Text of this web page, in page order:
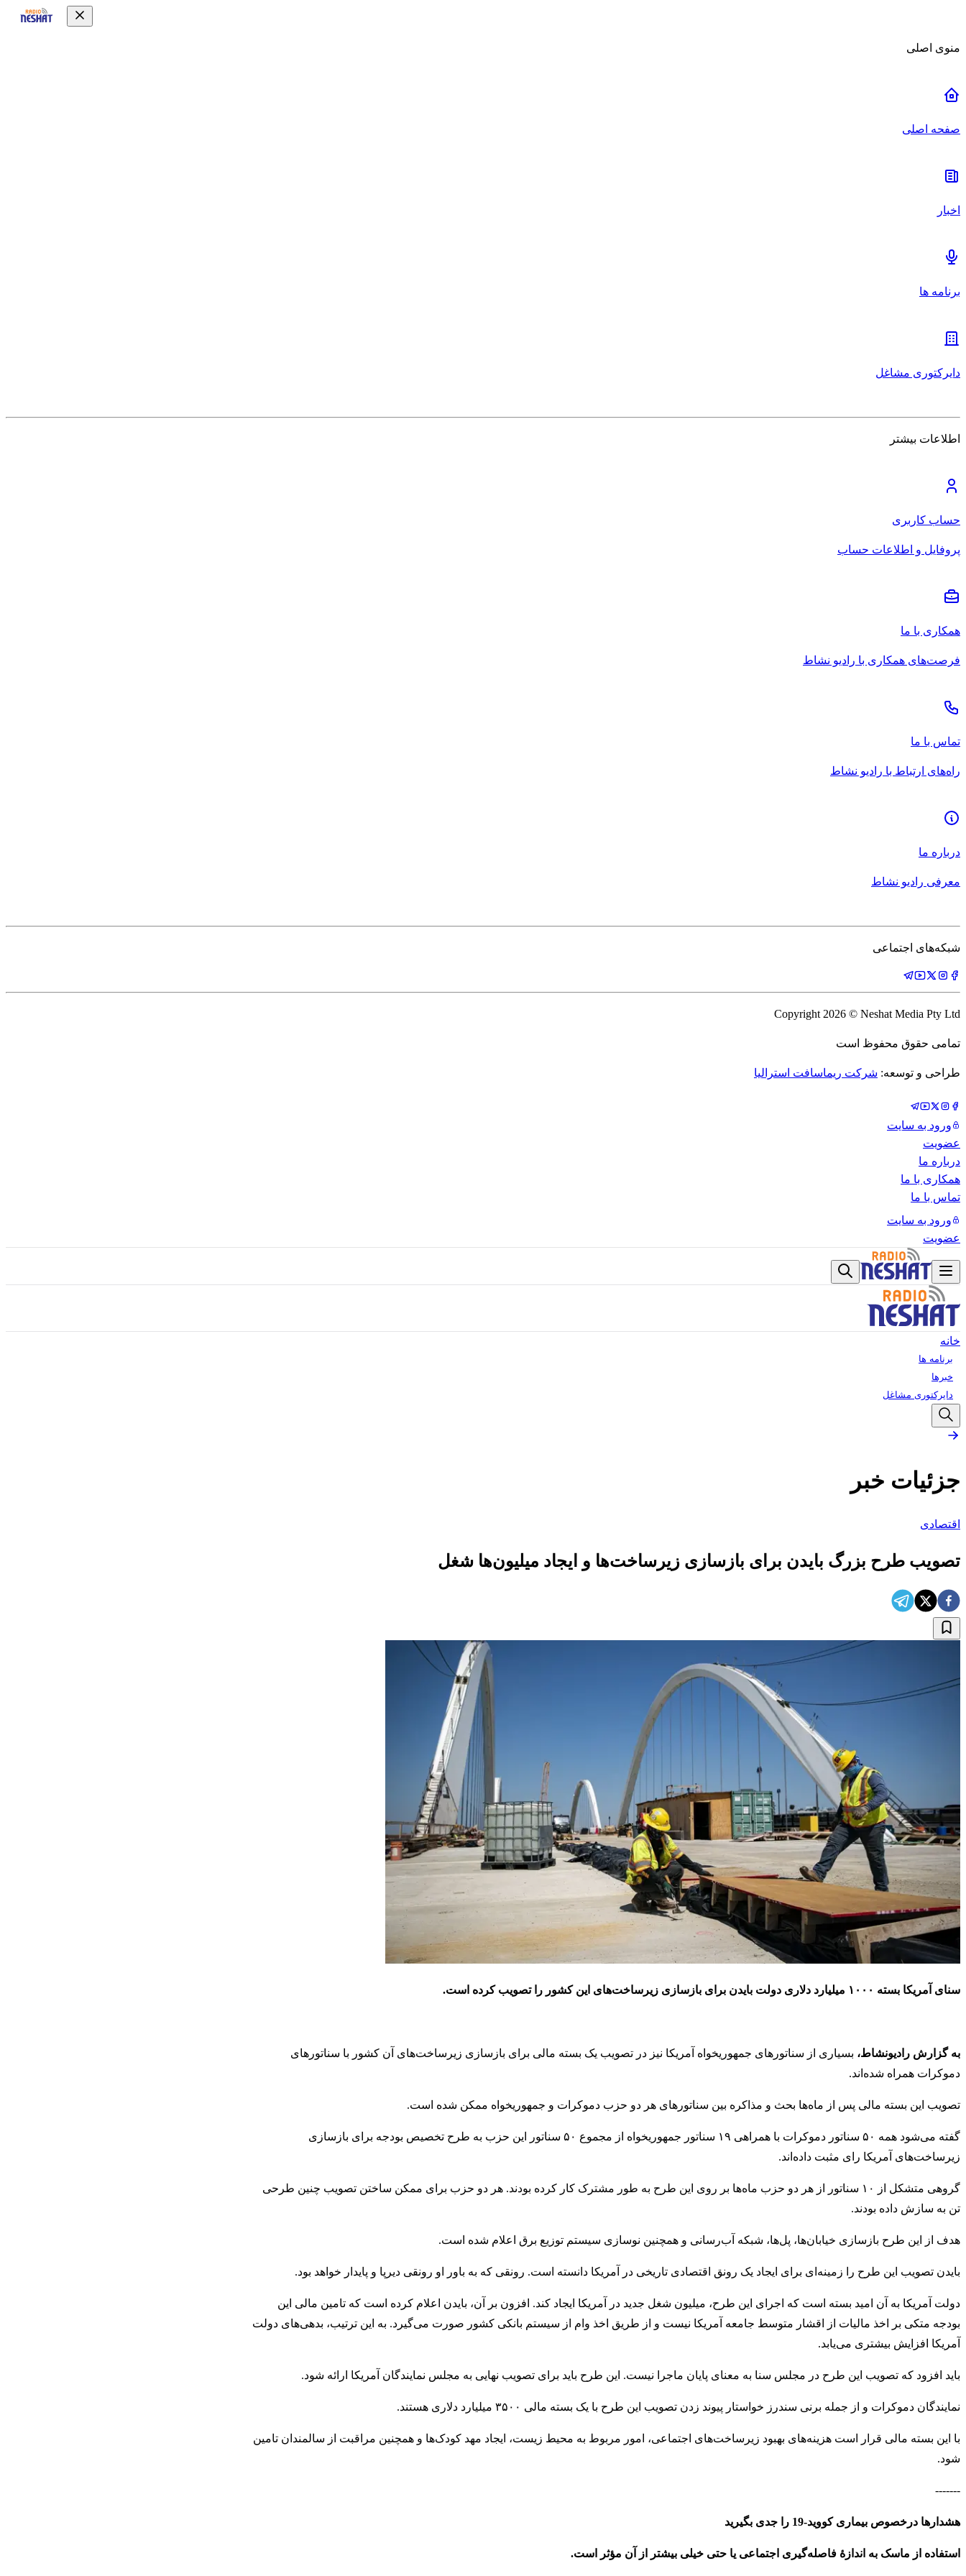
منوی اصلی
صفحه اصلی
اخبار
برنامه ها
دایرکتوری مشاغل
اطلاعات بیشتر
حساب کاربری
پروفایل و اطلاعات حساب
همکاری با ما
فرصت‌های همکاری با رادیو نشاط
تماس با ما
راه‌های ارتباط با رادیو نشاط
درباره ما
معرفی رادیو نشاط
شبکه‌های اجتماعی
Copyright 2026 © Neshat Media Pty Ltd
تمامی حقوق محفوظ است
طراحی و توسعه: شرکت ریماسافت استرالیا
ورود به سایت
عضویت
درباره ما
همکاری با ما
تماس با ما
ورود به سایت
عضویت
خانه
برنامه ها
خبرها
دایرکتوری مشاغل
جزئیات خبر
اقتصادی
تصویب طرح بزرگ بایدن برای بازسازی زیرساخت‌ها و ایجاد میلیون‌ها شغل
سنای آمریکا بسته ۱۰۰۰ میلیارد دلاری دولت بایدن برای بازسازی زیرساخت‌های این کشور را تصویب کرده است.
به گزارش رادیونشاط، بسیاری از سناتورهای جمهوریخواه آمریکا نیز در تصویب یک بسته مالی برای بازسازی زیرساخت‌های آن کشور با سناتورهای
دموکرات همراه شده‌اند.
تصویب این بسته مالی پس از ماه‌ها بحث و مذاکره بین سناتورهای هر دو حزب دموکرات و جمهوریخواه ممکن شده است.
گفته می‌شود همه ۵۰ سناتور دموکرات با همراهی ۱۹ سناتور جمهوریخواه از مجموع ۵۰ سناتور این حزب به طرح تخصیص بودجه برای بازسازی
زیرساخت‌های آمریکا رای مثبت داده‌اند.
گروهی متشکل از ۱۰ سناتور از هر دو حزب ماه‌ها بر روی این طرح به طور مشترک کار کرده بودند. هر دو حزب برای ممکن ساختن تصویب چنین طرحی
تن به سازش داده بودند.
هدف از این طرح بازسازی خیابان‌ها، پل‌ها، شبکه آب‌رسانی و همچنین نوسازی سیستم توزیع برق اعلام شده است.
بایدن تصویب این طرح را زمینه‌ای برای ایجاد یک رونق اقتصادی تاریخی در آمریکا دانسته است. رونقی که به باور او رونقی دیرپا و پایدار خواهد بود.
دولت آمریکا به آن امید بسته است که اجرای این طرح، میلیون شغل جدید در آمریکا ایجاد کند. افزون بر آن، بایدن اعلام کرده است که تامین مالی این
بودجه متکی بر اخذ مالیات از اقشار متوسط جامعه آمریکا نیست و از طریق اخذ وام از سیستم بانکی کشور صورت می‌گیرد. به این ترتیب، بدهی‌های دولت
آمریکا افزایش بیشتری می‌یابد.
باید افزود که تصویب این طرح در مجلس سنا به معنای پایان ماجرا نیست. این طرح باید برای تصویب نهایی به مجلس نمایندگان آمریکا ارائه شود.
نمایندگان دموکرات و از جمله برنی سندرز خواستار پیوند زدن تصویب این طرح با یک بسته مالی ۳۵۰۰ میلیارد دلاری هستند.
با این بسته مالی قرار است هزینه‌های بهبود زیرساخت‌های اجتماعی، امور مربوط به محیط زیست، ایجاد مهد کودک‌ها و همچنین مراقبت از سالمندان تامین
شود.
-------
هشدارها درخصوص بیماری کووید-19 را جدی بگیرید
استفاده از ماسک به اندازهٔ فاصله‌گیری اجتماعی یا حتی خیلی بیشتر از آن مؤثر است.